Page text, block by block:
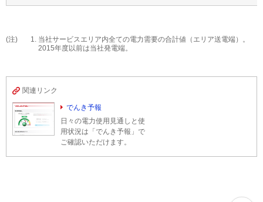
(注)
当社サービスエリア内全ての電力需要の合計値（エリア送電端）。
2015年度以前は当社発電端。
関連リンク
でんき予報
日々の電力使用見通しと使
用状況は「でんき予報」で
ご確認いただけます。